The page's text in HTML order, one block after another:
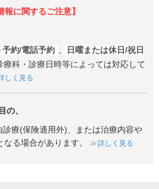
報に関するご注意】
予約/電話予約 ,
日曜または休日/祝日
療科・診療日時等によっては対応して
しく見る
の、
診療(保険適用外)、または治療内容や
る場合があります。
詳しく見る